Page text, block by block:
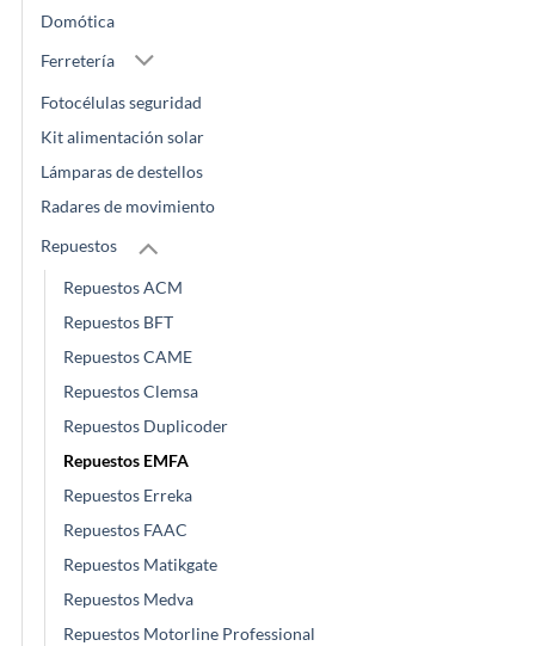
Domótica
Ferretería
Fotocélulas seguridad
Kit alimentación solar
Lámparas de destellos
Radares de movimiento
Repuestos
Repuestos ACM
Repuestos BFT
Repuestos CAME
Repuestos Clemsa
Repuestos Duplicoder
Repuestos EMFA
Repuestos Erreka
Repuestos FAAC
Repuestos Matikgate
Repuestos Medva
Repuestos Motorline Professional